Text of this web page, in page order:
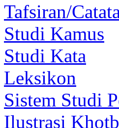
Tafsiran/
Studi Kamus
Studi Kata
Leksikon
Sistem Studi
Ilustrasi